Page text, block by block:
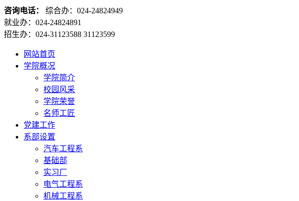
咨询电话：
综合办：024-24824949
就业办：024-24824891
招生办：024-31123588 31123599
网站首页
学院概况
学院简介
校园风采
学院荣誉
名师工匠
党建工作
系部设置
汽车工程系
基础部
实习厂
电气工程系
机械工程系